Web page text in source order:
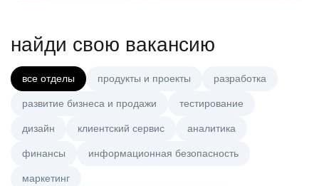
найди свою вакансию
все отделы продукты и проекты разработка
развитие бизнеса и продажи тестирование
дизайн клиентский сервис аналитика
финансы информационная безопасность
маркетинг